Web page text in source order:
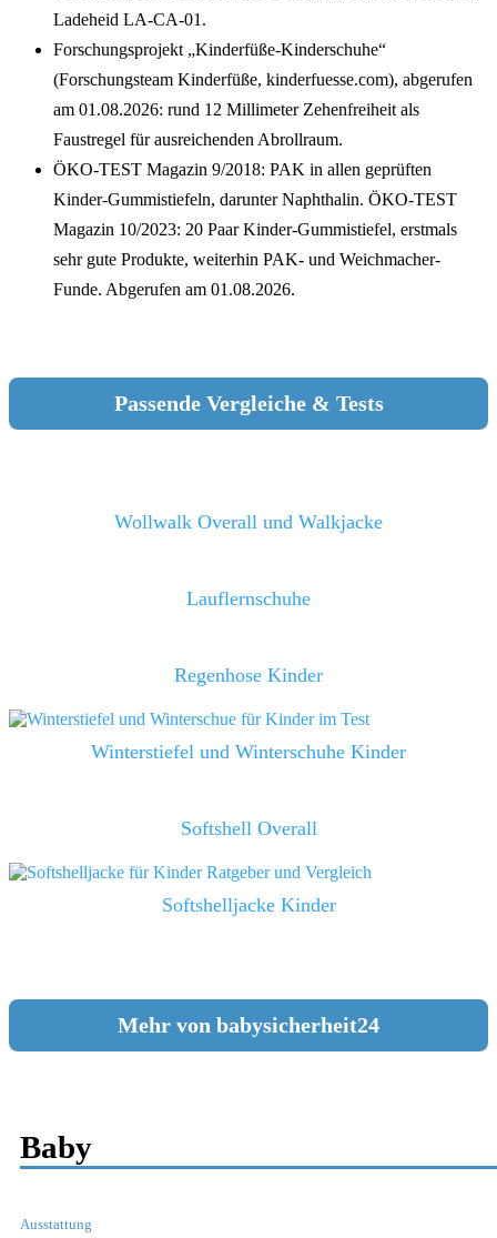
Ladeheid LA-CA-01.
Forschungsprojekt „Kinderfüße-Kinderschuhe“
(Forschungsteam Kinderfüße, kinderfuesse.com), abgerufen
am 01.08.2026: rund 12 Millimeter Zehenfreiheit als
Faustregel für ausreichenden Abrollraum.
ÖKO-TEST Magazin 9/2018: PAK in allen geprüften
Kinder-Gummistiefeln, darunter Naphthalin. ÖKO-TEST
Magazin 10/2023: 20 Paar Kinder-Gummistiefel, erstmals
sehr gute Produkte, weiterhin PAK- und Weichmacher-
Funde. Abgerufen am 01.08.2026.
Passende Vergleiche & Tests
Wollwalk Overall und Walkjacke
Lauflernschuhe
Regenhose Kinder
Winterstiefel und Winterschuhe Kinder
Softshell Overall
Softshelljacke Kinder
Mehr von babysicherheit24
Baby
Ausstattung